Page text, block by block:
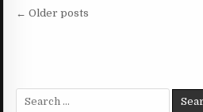
Posts
← Older posts
Search